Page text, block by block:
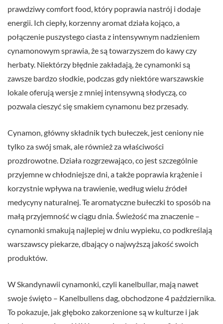
prawdziwy comfort food, który poprawia nastrój i dodaje
energii. Ich ciepły, korzenny aromat działa kojąco, a
połączenie puszystego ciasta z intensywnym nadzieniem
cynamonowym sprawia, że są towarzyszem do kawy czy
herbaty. Niektórzy błędnie zakładają, że cynamonki są
zawsze bardzo słodkie, podczas gdy niektóre warszawskie
lokale oferują wersje z mniej intensywną słodyczą, co
pozwala cieszyć się smakiem cynamonu bez przesady.
Cynamon, główny składnik tych bułeczek, jest ceniony nie
tylko za swój smak, ale również za właściwości
prozdrowotne. Działa rozgrzewająco, co jest szczególnie
przyjemne w chłodniejsze dni, a także poprawia krążenie i
korzystnie wpływa na trawienie, według wielu źródeł
medycyny naturalnej. Te aromatyczne bułeczki to sposób na
małą przyjemność w ciągu dnia. Świeżość ma znaczenie –
cynamonki smakują najlepiej w dniu wypieku, co podkreślają
warszawscy piekarze, dbający o najwyższą jakość swoich
produktów.
W Skandynawii cynamonki, czyli kanelbullar, mają nawet
swoje święto – Kanelbullens dag, obchodzone 4 października.
To pokazuje, jak głęboko zakorzenione są w kulturze i jak